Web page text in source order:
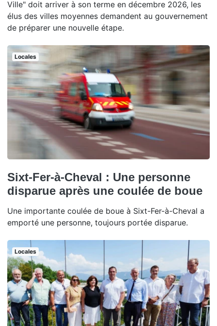
Ville" doit arriver à son terme en décembre 2026, les
élus des villes moyennes demandent au gouvernement
de préparer une nouvelle étape.
Locales
Sixt-Fer-à-Cheval : Une personne
disparue après une coulée de boue
Une importante coulée de boue à Sixt-Fer-à-Cheval a
emporté une personne, toujours portée disparue.
Locales